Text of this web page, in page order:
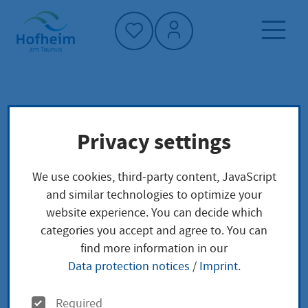
Home"
Sozialhilfe
Leistungsbeschreibung
Arbeitslosigkeit, fehlendes oder zu geringes
Privacy settings
We use cookies, third-party content, JavaScript
and similar technologies to optimize your
website experience. You can decide which
categories you accept and agree to. You can
find more information in our
Data protection notices / Imprint.
O
Required